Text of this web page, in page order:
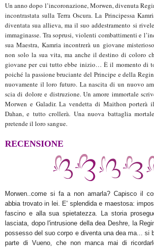
Un anno dopo l’incoronazione, Morwen, divenuta
incontrastata sulla Terra Oscura. La Principessa
diventata sua allieva, ma il suo addestramento si
immaginasse. Tra soprusi, violenti combattimenti e
sua Maestra, Kamria incontrerà un giovane
non solo la sua vita, ma anche il destino di coloro
giovane per cui tutto ebbe inizio… È il momento di
poiché la passione bruciante del Principe e della
nuovamente il loro futuro. La nascita di un nuovo
scia di dolore e distruzione. Un amore immortale
Morwen e Galadir. La vendetta di Maithon porterà
Dahan, e tutto crollerà. Una nuova battaglia
pretende il loro sangue.
RECENSIONE
Morwen..come si fa a non amarla? Capisco il
abbia trovato in lei. E' splendida e maestosa:
fascino e alla sua spietatezza. La storia
lasciata, dopo l'intrusione della dea Deshre, la
possesso del suo corpo e diventa una dea ma... si
parte di Vueno, che non manca mai di